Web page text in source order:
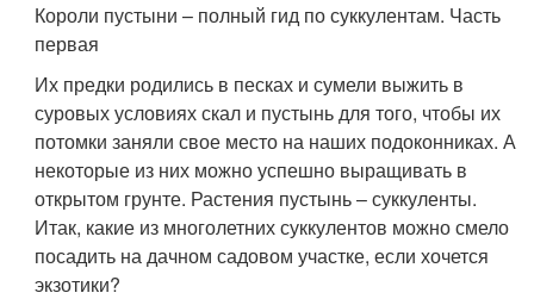
Короли пустыни – полный гид по суккулентам. Часть
первая
Их предки родились в песках и сумели выжить в
суровых условиях скал и пустынь для того, чтобы их
потомки заняли свое место на наших подоконниках. А
некоторые из них можно успешно выращивать в
открытом грунте. Растения пустынь – суккуленты.
Итак, какие из многолетних суккулентов можно смело
посадить на дачном садовом участке, если хочется
экзотики?